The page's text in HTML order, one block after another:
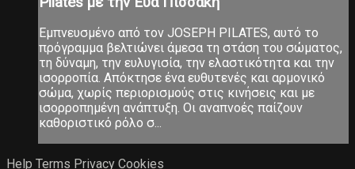
Εμπνευσμένο από τον JOSEPH PILATES, αυτό το
πρόγραμμα βελτιώνει άμεσα τη στάση του σώματος,
τη δύναμη, την ευλυγισία, την ελαστικότητα και την
ισορροπία. Απόκτησε ένα ευθυτενές και αρμονικό
σώμα, χωρίς περιορισμούς στις κινήσεις και με
ισορροπημένη ανάπτυξη. Οι αναπνοές παίζουν
καθοριστικό ρόλο σ...
Help Terms Privacy Cookies